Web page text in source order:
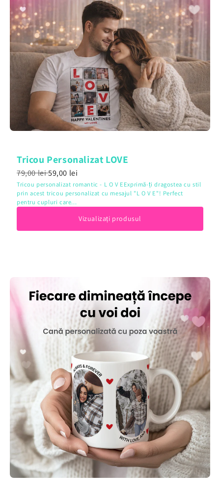
Tricou Personalizat LOVE
79,00 lei59,00 lei
Tricou personalizat romantic - L O V EExprimă-ți dragostea cu stil
prin acest tricou personalizat cu mesajul "L O V E"! Perfect
pentru cupluri care...
Vizualizați produsul